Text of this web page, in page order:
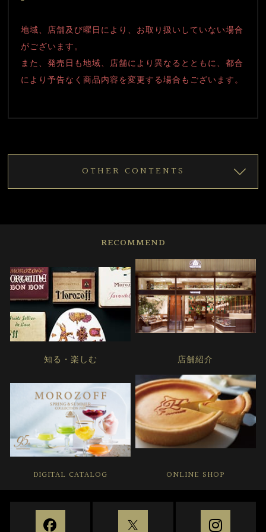
地域、店舗及び曜日により、お取り扱いしていない場合
がございます。
また、発売日も地域、店舗により異なるとともに、都合
により予告なく商品内容を変更する場合もございます。
OTHER CONTENTS
RECOMMEND
知る・楽しむ 店舗紹介
DIGITAL CATALOG ONLINE SHOP